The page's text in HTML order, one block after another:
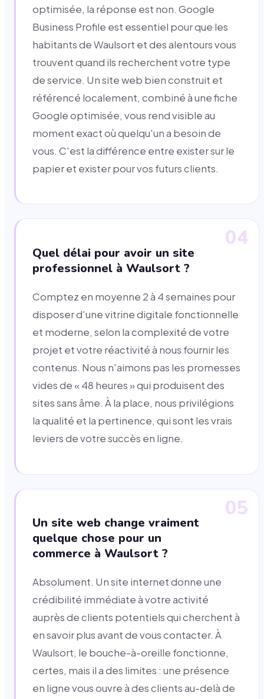
optimisée, la réponse est non. Google
Business Profile est essentiel pour que les
habitants de Waulsort et des alentours vous
trouvent quand ils recherchent votre type
de service. Un site web bien construit et
référencé localement, combiné à une fiche
Google optimisée, vous rend visible au
moment exact où quelqu'un a besoin de
vous. C'est la différence entre exister sur le
papier et exister pour vos futurs clients.
04
Quel délai pour avoir un site
professionnel à Waulsort ?
Comptez en moyenne 2 à 4 semaines pour
disposer d'une vitrine digitale fonctionnelle
et moderne, selon la complexité de votre
projet et votre réactivité à nous fournir les
contenus. Nous n'aimons pas les promesses
vides de « 48 heures » qui produisent des
sites sans âme. À la place, nous privilégions
la qualité et la pertinence, qui sont les vrais
leviers de votre succès en ligne.
05
Un site web change vraiment
quelque chose pour un
commerce à Waulsort ?
Absolument. Un site internet donne une
crédibilité immédiate à votre activité
auprès de clients potentiels qui cherchent à
en savoir plus avant de vous contacter. À
Waulsort, le bouche-à-oreille fonctionne,
certes, mais il a des limites : une présence
en ligne vous ouvre à des clients au-delà de